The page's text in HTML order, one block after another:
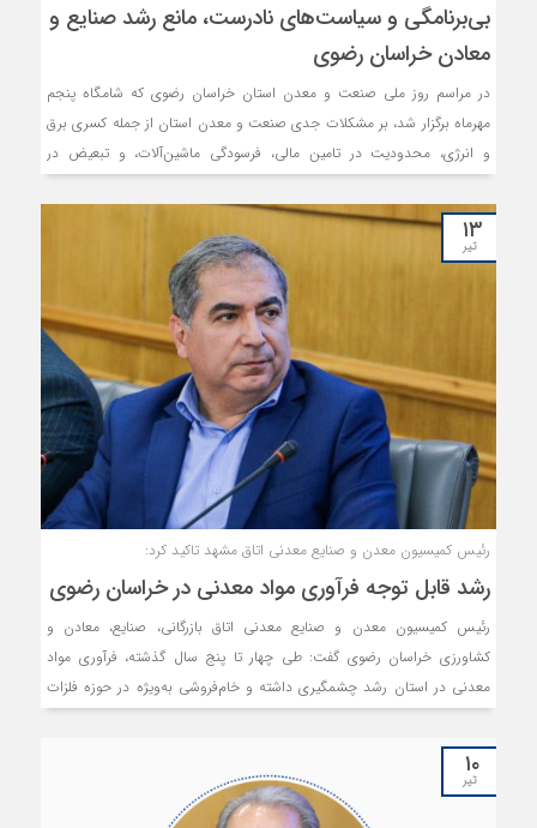
بی‌برنامگی و سیاست‌های نادرست، مانع رشد صنایع و
معادن خراسان رضوی
در مراسم روز ملی صنعت و معدن استان خراسان رضوی که شامگاه پنجم
مهرماه برگزار شد، بر مشکلات جدی صنعت و معدن استان از جمله کسری برق
و انرژی، محدودیت در تامین مالی، فرسودگی ماشین‌آلات، و تبعیض در
صنایع سنتی به سمت فناوری و نوآوری، تقویت نیروی انسانی، توسعه
دیپلماسی اقتصادی و تفویض اختیار بیشتر به استان‌ها برای مدیریت منابع و
۱۳
تیر
رئیس کمیسیون معدن و صنایع معدنی اتاق مشهد تاکید کرد:
رشد قابل توجه فرآوری مواد معدنی در خراسان رضوی
رئیس کمیسیون معدن و صنایع معدنی اتاق بازرگانی، صنایع، معادن و
کشاورزی خراسان رضوی گفت: طی چهار تا پنج سال گذشته، فرآوری مواد
معدنی در استان رشد چشمگیری داشته و خام‌فروشی به‌ویژه در حوزه فلزات
به میزان قابل توجهی کاهش یافته است.
۱۰
تیر